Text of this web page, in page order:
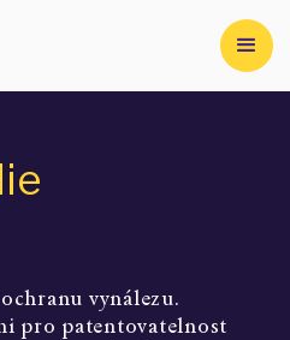
vynálezu.
pro patentovatelnost